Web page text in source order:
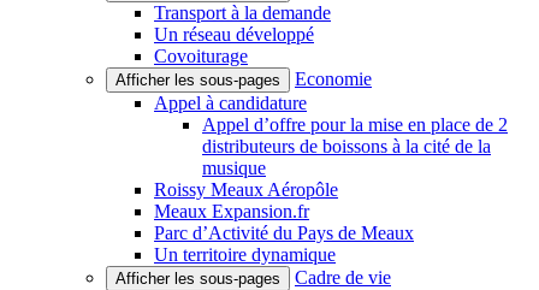
Transport à la demande
Un réseau développé
Covoiturage
Afficher les sous-pages
Economie
Appel à candidature
Appel d’offre pour la mise en place de 2
distributeurs de boissons à la cité de la
musique
Roissy Meaux Aéropôle
Meaux Expansion.fr
Parc d’Activité du Pays de Meaux
Un territoire dynamique
Afficher les sous-pages
Cadre de vie